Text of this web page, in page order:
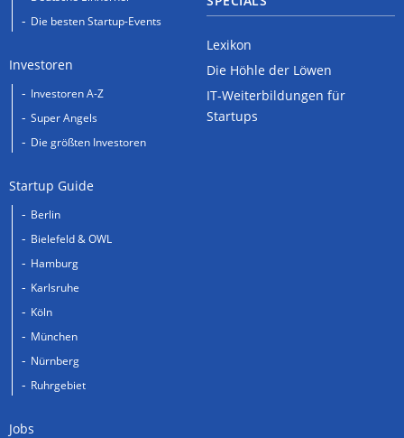
Die besten Startup-Events
Investoren
Investoren A-Z
Super Angels
Die größten Investoren
Startup Guide
Berlin
Bielefeld & OWL
Hamburg
Karlsruhe
Köln
München
Nürnberg
Ruhrgebiet
Jobs
Lexikon
Die Höhle der Löwen
IT-Weiterbildungen für
Startups